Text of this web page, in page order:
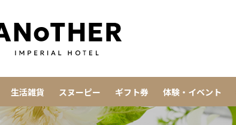
生活雑貨 スヌーピー ギフト券 体験・イベント